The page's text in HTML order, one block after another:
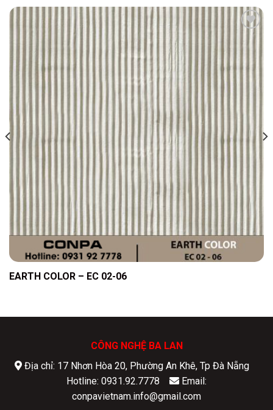
EARTH COLOR – EC 02-06
CÔNG NGHỆ BA LAN
Địa chỉ: 17 Nhơn Hòa 20, Phường An Khê, Tp Đà Nẵng
Hotline: 0931.92.7778
Email:
conpavietnam.info@gmail.com